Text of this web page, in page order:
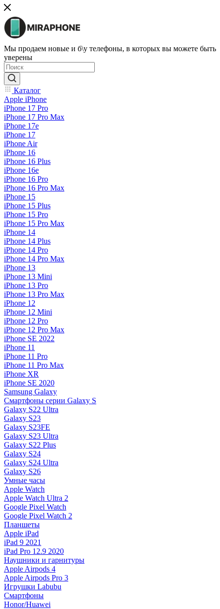
Мы продаем новые и б\у телефоны, в которых вы можете быть
уверены
Каталог
Apple iPhone
iPhone 17 Pro
iPhone 17 Pro Max
iPhone 17e
iPhone 17
iPhone Air
iPhone 16
iPhone 16 Plus
iPhone 16e
iPhone 16 Pro
iPhone 16 Pro Max
iPhone 15
iPhone 15 Plus
iPhone 15 Pro
iPhone 15 Pro Max
iPhone 14
iPhone 14 Plus
iPhone 14 Pro
iPhone 14 Pro Max
iPhone 13
iPhone 13 Mini
iPhone 13 Pro
iPhone 13 Pro Max
iPhone 12
iPhone 12 Mini
iPhone 12 Pro
iPhone 12 Pro Max
iPhone SE 2022
iPhone 11
iPhone 11 Pro
iPhone 11 Pro Max
iPhone XR
iPhone SE 2020
Samsung Galaxy
Смартфоны серии Galaxy S
Galaxy S22 Ultra
Galaxy S23
Galaxy S23FE
Galaxy S23 Ultra
Galaxy S22 Plus
Galaxy S24
Galaxy S24 Ultra
Galaxy S26
Умные часы
Apple Watch
Apple Watch Ultra 2
Google Pixel Watch
Google Pixel Watch 2
Планшеты
Apple iPad
iPad 9 2021
iPad Pro 12.9 2020
Наушники и гарнитуры
Apple Airpods 4
Apple Airpods Pro 3
Игрушки Labubu
Смартфоны
Honor/Huawei